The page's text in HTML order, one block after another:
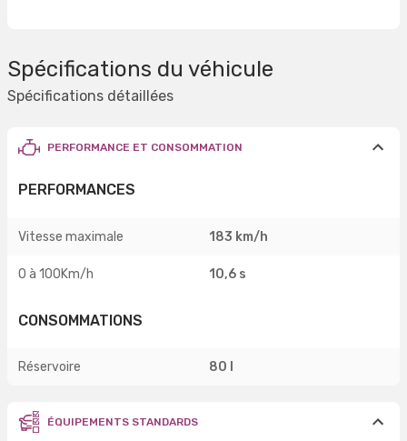
Spécifications du véhicule
Spécifications détaillées
PERFORMANCE ET CONSOMMATION
PERFORMANCES
Vitesse maximale 183 km/h
0 à 100Km/h 10,6 s
CONSOMMATIONS
Réservoire 80 l
ÉQUIPEMENTS STANDARDS